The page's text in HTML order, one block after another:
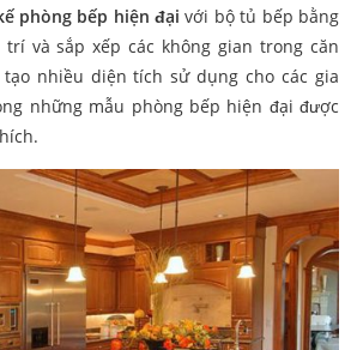
phòng bếp hiện đại với bộ tủ bếp bằng
và sắp xếp các không gian trong căn
nhiều diện tích sử dụng cho các gia
những mẫu phòng bếp hiện đại được